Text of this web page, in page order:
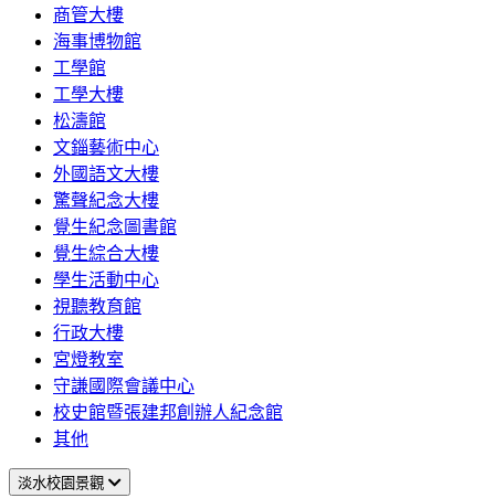
商管大樓
海事博物館
工學館
工學大樓
松濤館
文錙藝術中心
外國語文大樓
驚聲紀念大樓
覺生紀念圖書館
覺生綜合大樓
學生活動中心
視聽教育館
行政大樓
宮燈教室
守謙國際會議中心
校史館暨張建邦創辦人紀念館
其他
淡水校園景觀